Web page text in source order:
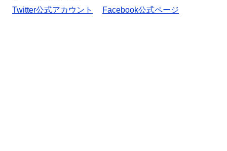
Twitter公式アカウント
Facebook公式ページ